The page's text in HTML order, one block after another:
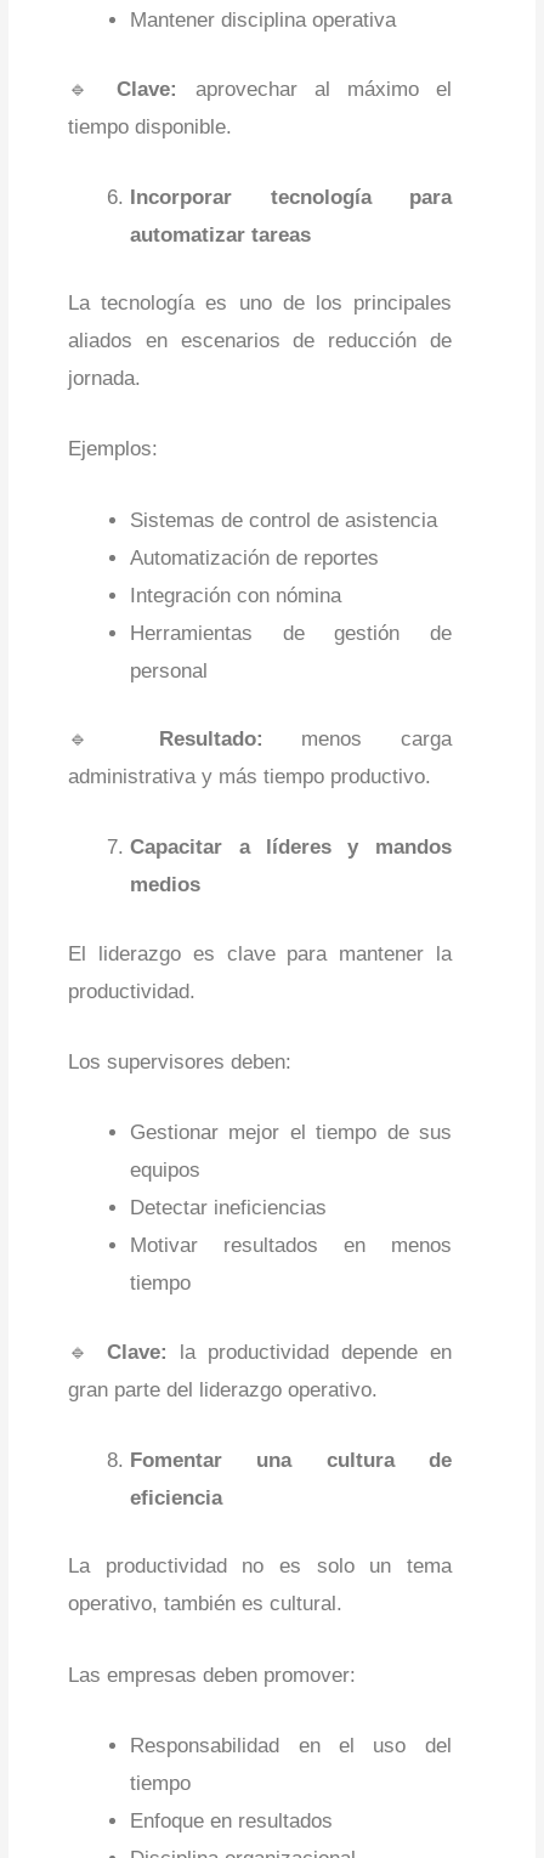
Mantener disciplina operativa
🔹Clave:
aprovechar al máximo el
tiempo disponible.
Incorporar tecnología para
automatizar tareas
La tecnología es uno de los principales
aliados en escenarios de reducción de
jornada.
Ejemplos:
Sistemas de control de asistencia
Automatización de reportes
Integración con nómina
Herramientas de gestión de
personal
🔹 Resultado:
menos carga
administrativa y más tiempo productivo.
Capacitar a líderes y mandos
medios
El liderazgo es clave para mantener la
productividad.
Los supervisores deben:
Gestionar mejor el tiempo de sus
equipos
Detectar ineficiencias
Motivar resultados en menos
tiempo
🔹Clave:
la productividad depende en
gran parte del liderazgo operativo.
Fomentar una cultura de
eficiencia
La productividad no es solo un tema
operativo, también es cultural.
Las empresas deben promover:
Responsabilidad en el uso del
tiempo
Enfoque en resultados